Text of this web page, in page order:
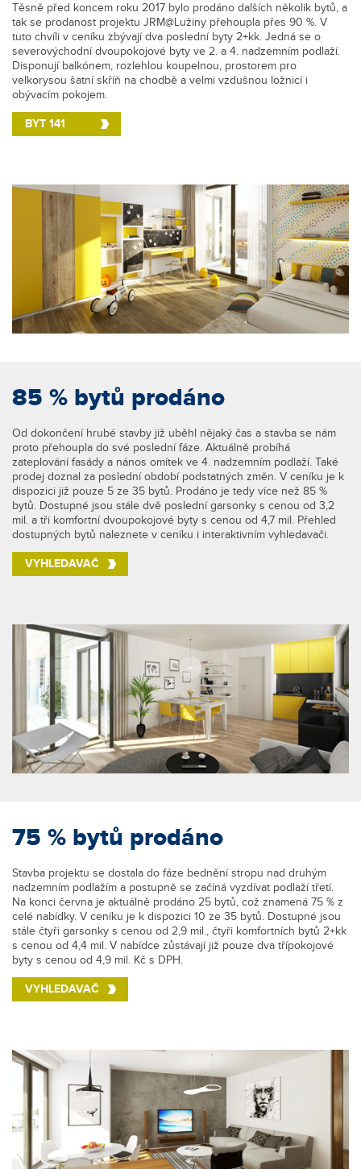
Těsně před koncem roku 2017 bylo prodáno dalších několik bytů, a
tak se prodanost projektu JRM@Lužiny přehoupla přes 90 %. V
tuto chvíli v ceníku zbývají dva poslední byty 2+kk. Jedná se o
severovýchodní dvoupokojové byty ve 2. a 4. nadzemním podlaží.
Disponují balkónem, rozlehlou koupelnou, prostorem pro
velkorysou šatní skříň na chodbě a velmi vzdušnou ložnicí i
obývacím pokojem.
BYT 141
85 % bytů prodáno
Od dokončení hrubé stavby již uběhl nějaký čas a stavba se nám
proto přehoupla do své poslední fáze. Aktuálně probíhá
zateplování fasády a nános omítek ve 4. nadzemním podlaží. Také
prodej doznal za poslední období podstatných změn. V ceníku je k
dispozici již pouze 5 ze 35 bytů. Prodáno je tedy více než 85 %
bytů. Dostupné jsou stále dvě poslední garsonky s cenou od 3,2
mil. a tři komfortní dvoupokojové byty s cenou od 4,7 mil. Přehled
dostupných bytů naleznete v ceníku i interaktivním vyhledavači.
VYHLEDAVAČ
75 % bytů prodáno
Stavba projektu se dostala do fáze bednění stropu nad druhým
nadzemním podlažím a postupně se začíná vyzdívat podlaží třetí.
Na konci června je aktuálně prodáno 25 bytů, což znamená 75 % z
celé nabídky. V ceníku je k dispozici 10 ze 35 bytů. Dostupné jsou
stále čtyři garsonky s cenou od 2,9 mil., čtyři komfortních bytů 2+kk
s cenou od 4,4 mil. V nabídce zůstávají již pouze dva třípokojové
byty s cenou od 4,9 mil. Kč s DPH.
VYHLEDAVAČ